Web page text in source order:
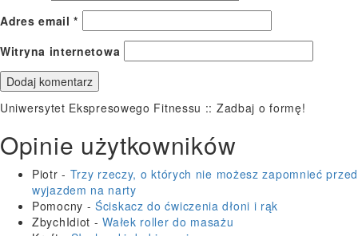
Adres email*
Witryna internetowa
Uniwersytet Ekspresowego Fitnessu :: Zadbaj o formę!
Opinie użytkowników
Piotr - Trzy rzeczy, o których nie możesz zapomnieć przed
wyjazdem na narty
Pomocny -Ściskacz do ćwiczenia dłoni i rąk
ZbychIdiot -Wałek roller do masażu